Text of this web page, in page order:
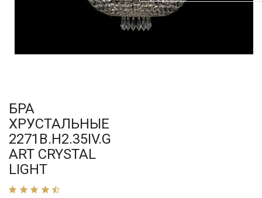
БРА
ХРУСТАЛЬНЫЕ
2271B.H2.35IV.G
ART CRYSTAL
LIGHT